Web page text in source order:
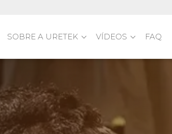
SOBRE A URETEK VÍDEOS FAQ